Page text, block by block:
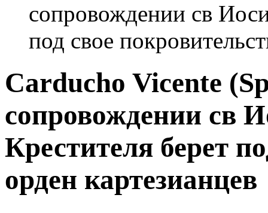
сопровождении св
под свое
Carducho Vicente
сопровождении св
Крестителя берет
орден картезианцев